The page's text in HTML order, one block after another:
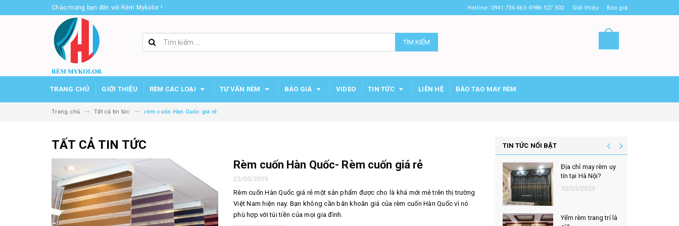
Chào mừng bạn đến với Rèm Mykolor ! Hotline: 0941 736 463 -0986 527 502 Giới thiệu Báo giá
TÌM KIẾM
TRANG CHỦ GIỚI THIỆU RÈM CÁC LOẠI TƯ VẤN RÈM BÁO GIÁ VIDEO TIN TỨC LIÊN HỆ ĐÀO TẠO MAY RÈM
Trang chủ Tất cả tin tức rèm cuốn Hàn Quốc giá rẻ
TẤT CẢ TIN TỨC
Rèm cuốn Hàn Quốc- Rèm cuốn giá rẻ
25/05/2019
Rèm cuốn Hàn Quốc giá rẻ một sản phẩm được cho là khá mới mẻ trên thị trường
Việt Nam hiện nay. Bạn không cần băn khoăn giá của rèm cuốn Hàn Quốc vì nó
phù hợp với túi tiền của mọi gia đình.
TIN TỨC NỔI BẬT
Địa chỉ may rèm uy
tín tại Hà Nội?
10/05/2023
Yếm rèm trang trí là